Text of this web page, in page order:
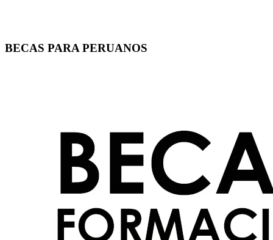
BECAS PARA PERUANOS